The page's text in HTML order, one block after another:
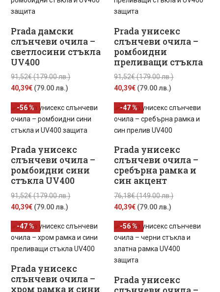
лв.). лв.).
(89.00
Prada дамски
слънчеви очила –
светлосини стъкла
UV400
91,52€(179.00 лв.)Original
91,52€
(179.00
лв.).
40,39€ (79.00 лв.)
е:
40,39€
(79.00
Prada унисекс
слънчеви очила –
ромбоидни
преливащи стъкла
91,52€(179.00 лв.)Original
91,52€
(179.00
40,39€ (79.00 лв.)
е:
40,39€
(79.00
Prada унисекс
слънчеви очила –
ромбоидни сини
стъкла UV400
91,52€(179.00 лв.)Original
91,52€
(179.00
лв.).
40,39€ (79.00 лв.)
е:
40,39€
(79.00
-56 %
Prada унисекс
слънчеви очила –
сребърна рамка и
син акцент
76,18€(149.00 лв.)Original
76,18€
(149.00
лв.).
40,39€ (79.00 лв.)
е:
40,39€
(79.00
-47 %
Prada унисекс
слънчеви очила –
хром рамка и сини
-47 %
Prada унисекс
-56 %